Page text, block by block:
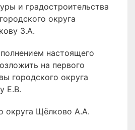
и градостроительства
округа
З.А.
настоящего
на первого
городского округа
Е.В.
округа Щёлково А.А.